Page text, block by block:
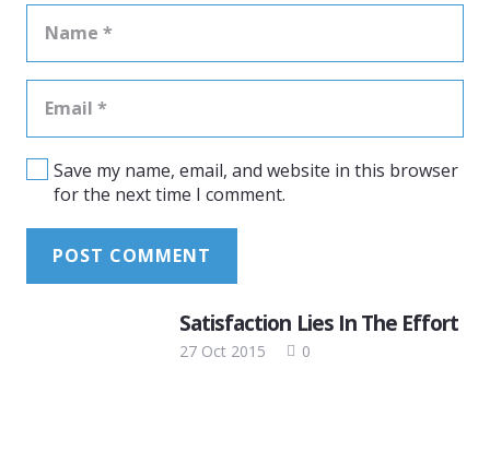
Save my name, email, and website in this browser
for the next time I comment.
POST COMMENT
Satisfaction Lies In The Effort
27 Oct 2015 0